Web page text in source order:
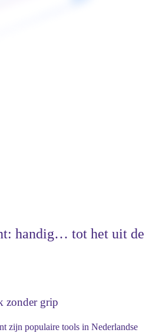
handig… tot het uit de
zonder grip
zijn populaire tools in Nederlandse